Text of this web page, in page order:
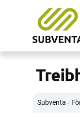
Subventa ‐